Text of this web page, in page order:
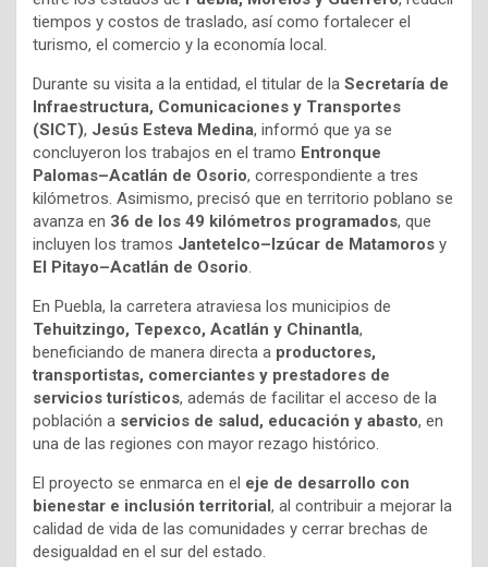
tiempos y costos de traslado, así como fortalecer el
turismo, el comercio y la economía local.
Durante su visita a la entidad, el titular de la Secretaría de
Infraestructura, Comunicaciones y Transportes
(SICT), Jesús Esteva Medina, informó que ya se
concluyeron los trabajos en el tramo Entronque
Palomas–Acatlán de Osorio, correspondiente a tres
kilómetros. Asimismo, precisó que en territorio poblano se
avanza en 36 de los 49 kilómetros programados, que
incluyen los tramos Jantetelco–Izúcar de Matamoros y
El Pitayo–Acatlán de Osorio.
En Puebla, la carretera atraviesa los municipios de
Tehuitzingo, Tepexco, Acatlán y Chinantla,
beneficiando de manera directa a productores,
transportistas, comerciantes y prestadores de
servicios turísticos, además de facilitar el acceso de la
población a servicios de salud, educación y abasto, en
una de las regiones con mayor rezago histórico.
El proyecto se enmarca en el eje de desarrollo con
bienestar e inclusión territorial, al contribuir a mejorar la
calidad de vida de las comunidades y cerrar brechas de
desigualdad en el sur del estado.